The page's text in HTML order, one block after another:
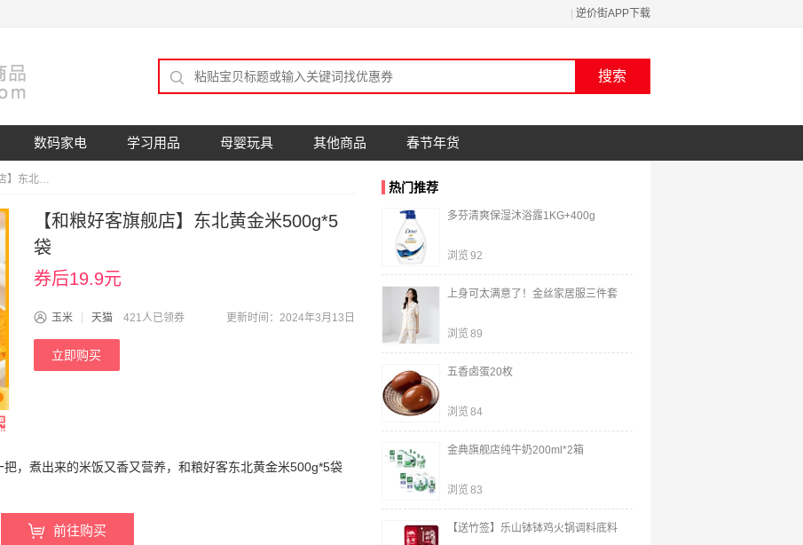
逆价街APP下载
数码家电 学习用品 母婴玩具 其他商品 春节年货
【和粮好客旗舰店】东北黄金米500g*5袋
【和粮好客旗舰店】东北黄金米500g*5
袋
券后19.9元
玉米 天猫 421人已领券 更新时间：2024年3月13日
立即购买
，煮出来的米饭又香又营养，和粮好客东北黄金米500g*5袋
前往购买
热门推荐
多芬清爽保湿沐浴露1KG+400g
浏览 92
上身可太满意了！金丝家居服三件套
浏览 89
五香卤蛋20枚
浏览 84
金典旗舰店纯牛奶200ml*2箱
浏览 83
【送竹签】乐山钵钵鸡火锅调料底料